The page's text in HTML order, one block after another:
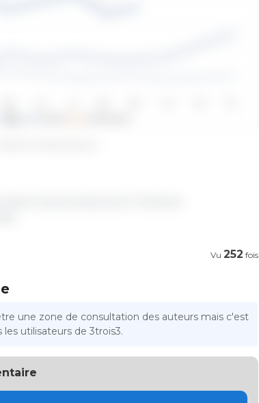
et d'abats de porc
partir de données de la "General
Vu 252 fois
une zone de consultation des auteurs mais c'est
utilisateurs de 3trois3.